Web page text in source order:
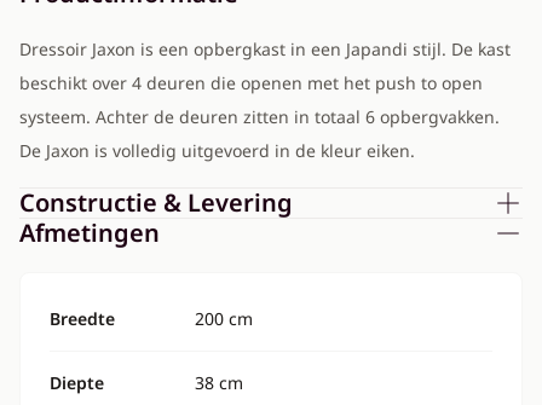
Dressoir Jaxon is een opbergkast in een Japandi stijl. De kast
beschikt over 4 deuren die openen met het push to open
systeem. Achter de deuren zitten in totaal 6 opbergvakken.
De Jaxon is volledig uitgevoerd in de kleur eiken.
Constructie & Levering
Afmetingen
Breedte 200 cm
Diepte 38 cm